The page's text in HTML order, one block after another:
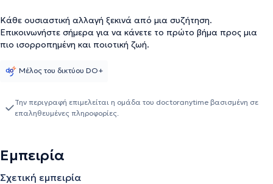
Κάθε ουσιαστική αλλαγή ξεκινά από μια συζήτηση.
Επικοινωνήστε σήμερα για να κάνετε το πρώτο βήμα προς μια
πιο ισορροπημένη και ποιοτική ζωή.
Μέλος του δικτύου DO+
Την περιγραφή επιμελείται η ομάδα του doctoranytime βασισμένη σε
επαληθευμένες πληροφορίες.
Εμπειρία
Σχετική εμπειρία